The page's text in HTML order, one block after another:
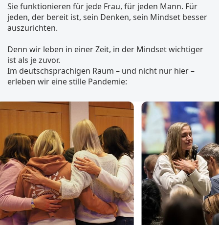
Sie funktionieren für jede Frau, für jeden Mann. Für
jeden, der bereit ist, sein Denken, sein Mindset besser
auszurichten.
Denn wir leben in einer Zeit, in der Mindset wichtiger
ist als je zuvor.
Im deutschsprachigen Raum – und nicht nur hier –
erleben wir eine stille Pandemie: